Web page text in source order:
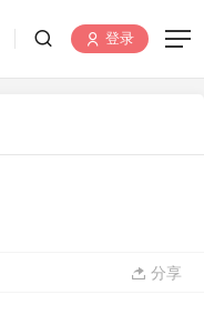
登录
分享